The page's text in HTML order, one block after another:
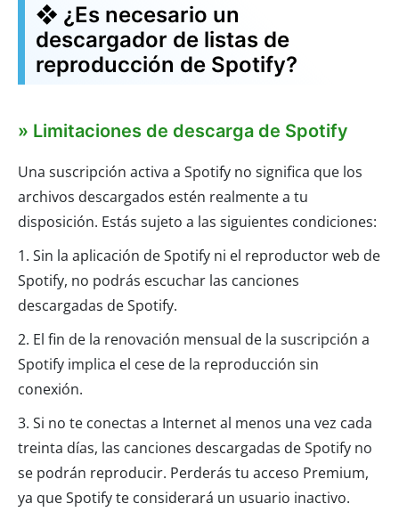
❖ ¿Es necesario un
descargador de listas de
reproducción de Spotify?
» Limitaciones de descarga de Spotify
Una suscripción activa a Spotify no significa que los
archivos descargados estén realmente a tu
disposición. Estás sujeto a las siguientes condiciones:
1. Sin la aplicación de Spotify ni el reproductor web de
Spotify, no podrás escuchar las canciones
descargadas de Spotify.
2. El fin de la renovación mensual de la suscripción a
Spotify implica el cese de la reproducción sin
conexión.
3. Si no te conectas a Internet al menos una vez cada
treinta días, las canciones descargadas de Spotify no
se podrán reproducir. Perderás tu acceso Premium,
ya que Spotify te considerará un usuario inactivo.